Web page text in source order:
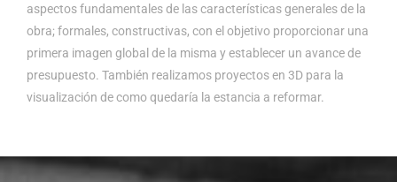
aspectos fundamentales de las características generales de la
obra; formales, constructivas, con el objetivo proporcionar una
primera imagen global de la misma y establecer un avance de
presupuesto. También realizamos proyectos en 3D para la
visualización de como quedaría la estancia a reformar.